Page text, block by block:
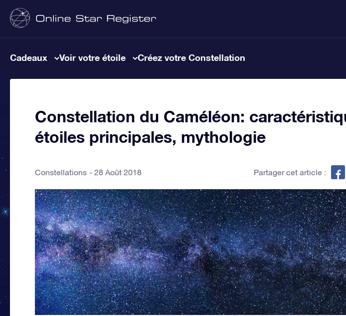
Cadeaux Voir votre étoile Créez votre Constellation
Constellation du Caméléon:
étoiles principales, mythologie
Constellations 28 Août 2018 Partager cet article :